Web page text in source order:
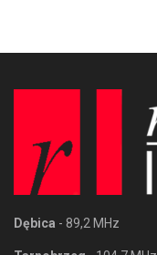
Dębica - 89,2 MHz